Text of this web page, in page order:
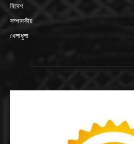
বিদেশ
সম্পাদকীয়
খেলাধুলা